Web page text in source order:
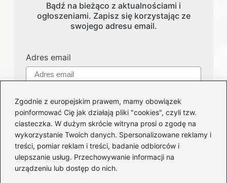
Zgodnie z europejskim prawem, mamy obowiązek
poinformować Cię jak działają pliki "cookies", czyli tzw.
ciasteczka. W dużym skrócie witryna prosi o zgodę na
wykorzystanie Twoich danych. Spersonalizowane reklamy i
treści, pomiar reklam i treści, badanie odbiorców i
ulepszanie usług. Przechowywanie informacji na
urządzeniu lub dostęp do nich.
Bądź na bieżąco z aktualnościami i
ogłoszeniami. Zapisz się korzystając ze
swojego adresu email.
Adres email
Kategorie